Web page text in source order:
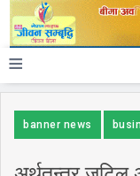
≡
banner news